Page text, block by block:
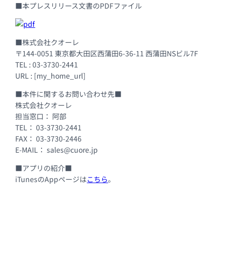
■本プレスリリース文書のPDFファイル
■株式会社クオーレ
〒144-0051 東京都大田区西蒲田6-36-11 西蒲田NSビル7F
TEL : 03-3730-2441
URL : [my_home_url]
■本件に関するお問い合わせ先■
株式会社クオーレ
担当窓口： 阿部
TEL： 03-3730-2441
FAX： 03-3730-2446
E-MAIL： sales@cuore.jp
■アプリの紹介■
iTunesのAppページはこちら。